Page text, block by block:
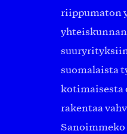
riippumaton
suomalaista
kotimaisesta
rakentaa
Sanoimmeko